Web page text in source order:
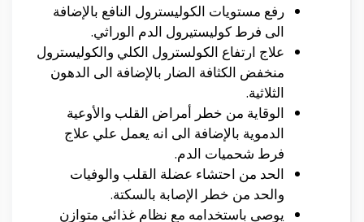
رفع مستويات الكوليسترول النافع بالإضافة
الى فرط كوليستيرول الدم الوراثي.
علاج ارتفاع الكولسترول الكلي والكوليسترول
منخفض الكثافة الضار بالإضافة الى الدهون
الثلاثية.
الوقاية من خطر أمراض القلب والأوعية
الدموية بالإضافة الى انه يعمل علي علاج
فرط شحميات الدم.
الحد من احتشاء عضلة القلب والوفيات
والحد من خطر الإصابة بالسكتة.
يوصى باستخدامه مع نظام غذائي متوازن